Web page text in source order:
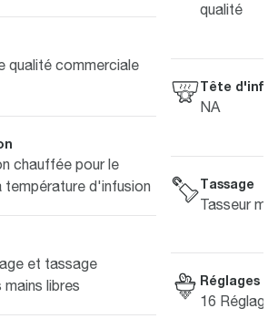
qualité commerciale
chauffée pour le
température d'infusion
et tassage
libres
qualité
Tête
NA
Tassage
Tasseur
Réglages
16